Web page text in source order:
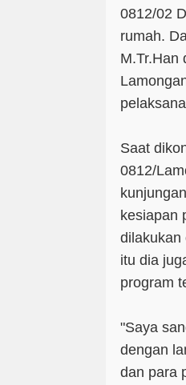
0812/02
rumah.
M.Tr.Han
Saat
0812/
kesiapan
dilakukan
itu dia
program
"Saya
dengan
dan para